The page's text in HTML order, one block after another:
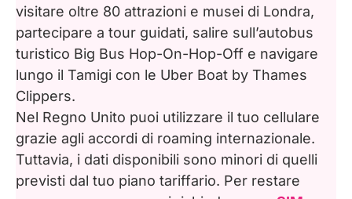
visitare oltre 80 attrazioni e musei di Londra,
partecipare a tour guidati, salire sull’autobus
turistico Big Bus Hop-On-Hop-Off e navigare
lungo il Tamigi con le Uber Boat by Thames
Clippers.
Nel Regno Unito puoi utilizzare il tuo cellulare
grazie agli accordi di roaming internazionale.
Tuttavia, i dati disponibili sono minori di quelli
previsti dal tuo piano tariffario. Per restare